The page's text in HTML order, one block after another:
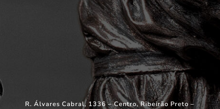
R. Álvares Cabral, 1336 – Centro, Ribeirão Preto –